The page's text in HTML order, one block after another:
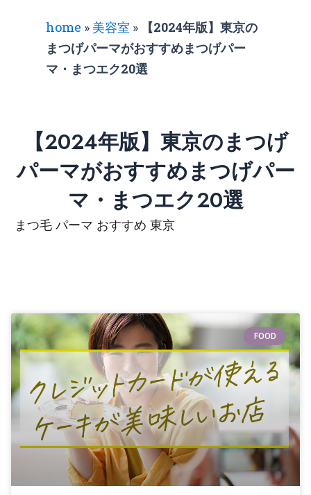
home » 美容室 »
【2024年版】東京の
まつげパーマがおすすめまつげパー
マ・まつエク20選
【2024年版】東京のまつげ
パーマがおすすめまつげパー
マ・まつエク20選
まつ毛 パーマ おすすめ 東京
FOOD